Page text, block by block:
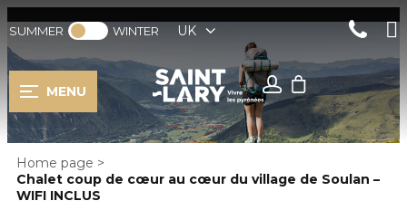
SUMMER WINTER UK
MENU
Home page >
Chalet coup de cœur au cœur du village de Soulan –
WIFI INCLUS